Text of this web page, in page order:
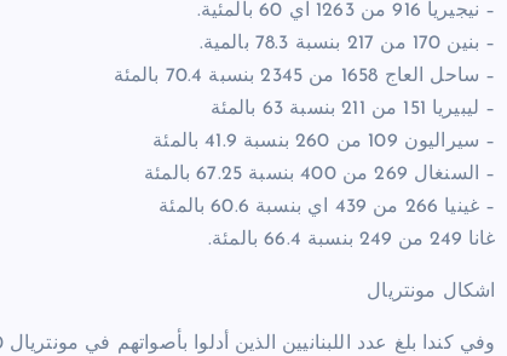
– نيجيريا 916 من 1263 اي 60 بالمئية.
– بنين 170 من 217 بنسبة 78.3 بالمية.
– ساحل العاج 1658 من 2345 بنسبة 70.4 بالمئة
– ليبيريا 151 من 211 بنسبة 63 بالمئة
– سيراليون 109 من 260 بنسبة 41.9 بالمئة
– السنغال 269 من 400 بنسبة 67.25 بالمئة
– غينيا 266 من 439 اي بنسبة 60.6 بالمئة
غانا 249 من 249 بنسبة 66.4 بالمئة.
اشكال مونتريال
وفي كندا بلغ عدد اللبنانيين الذين أدلوا بأصواتهم في مونتريال 2270 ناخبا.